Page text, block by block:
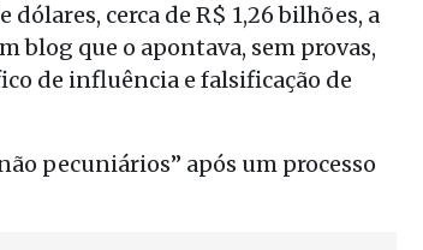
cerca de R$ 1,26 bilhões, a
blog que o apontava, sem provas,
de influência e falsificação de
pecuniários” após um processo